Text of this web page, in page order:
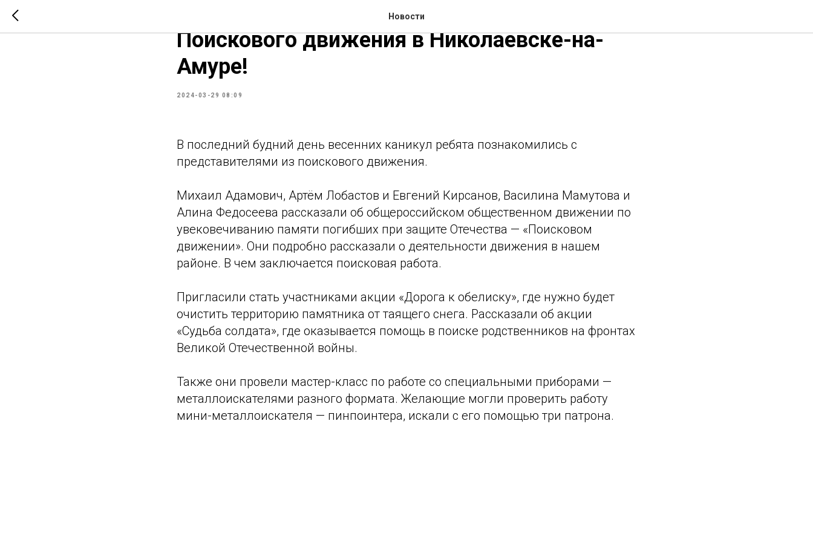
Новости
Знакомство с представителями из
Поискового движения в Николаевске-на-
Амуре!
2024-03-29 08:09
В последний будний день весенних каникул ребята познакомились с
представителями из поискового движения.
Михаил Адамович, Артём Лобастов и Евгений Кирсанов, Василина Мамутова и
Алина Федосеева рассказали об общероссийском общественном движении по
увековечиванию памяти погибших при защите Отечества — «Поисковом
движении». Они подробно рассказали о деятельности движения в нашем
районе. В чем заключается поисковая работа.
Пригласили стать участниками акции «Дорога к обелиску», где нужно будет
очистить территорию памятника от таящего снега. Рассказали об акции
«Судьба солдата», где оказывается помощь в поиске родственников на фронтах
Великой Отечественной войны.
Также они провели мастер-класс по работе со специальными приборами —
металлоискателями разного формата. Желающие могли проверить работу
мини-металлоискателя — пинпоинтера, искали с его помощью три патрона.